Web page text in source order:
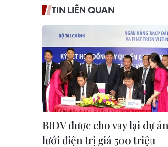
TIN LIÊN QUAN
BIDV được cho vay lại dự án
lưới điện trị giá 500 triệu